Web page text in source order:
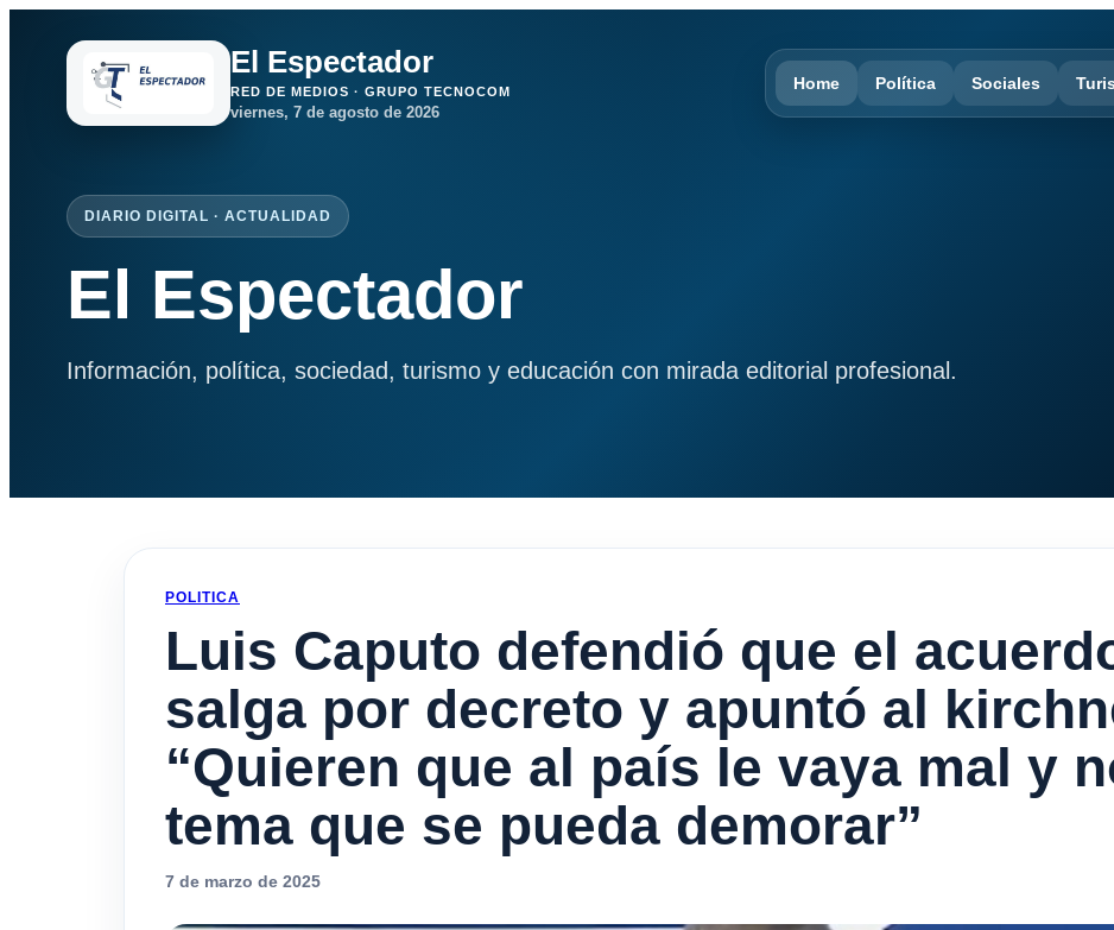
El Espectador
RED DE MEDIOS · GRUPO TECNOCOM
viernes, 7 de agosto de 2026
Home Política Sociales
DIARIO DIGITAL · ACTUALIDAD
El Espectador
Información, política, sociedad, turismo y educación con mirada editorial profesional.
POLITICA
Luis Caputo defendió que el
salga por decreto y apuntó al
“Quieren que al país le vaya mal y
tema que se pueda demorar”
7 de marzo de 2025